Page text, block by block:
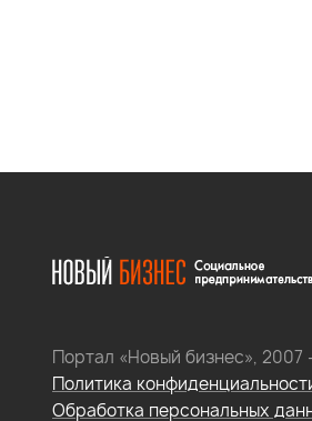
Портал «Новый бизнес», 2007
Политика
Обработка персональных